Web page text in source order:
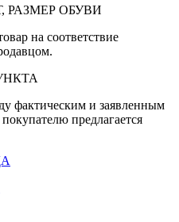
РАЗМЕР ОБУВИ
на соответствие
фактическим и заявленным
предлагается